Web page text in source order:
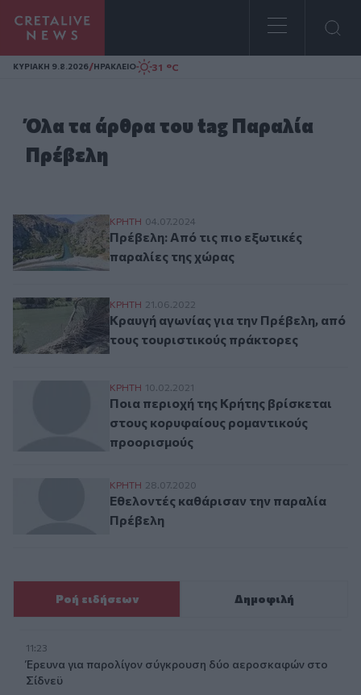
Homepage
ΚΥΡΙΑΚΗ 9.8.2026/ΗΡΑΚΛΕΙΟ 31 °C
Όλα τα άρθρα του tag Παραλία
Πρέβελη
Πρέβελη: Από τις πιο εξωτικές παραλίες
ΚΡΗΤΗ 04.07.2024
Πρέβελη: Από τις πιο εξωτικές
παραλίες της χώρας
Κραυγή αγωνίας για την Πρέβελη, από
ΚΡΗΤΗ 21.06.2022
Κραυγή αγωνίας για την Πρέβελη, από
τους τουριστικούς πράκτορες
Ποια περιοχή της Κρήτης βρίσκεται
ΚΡΗΤΗ 10.02.2021
Ποια περιοχή της Κρήτης βρίσκεται
στους κορυφαίους ρομαντικούς
προορισμούς
Εθελοντές καθάρισαν την παραλία
ΚΡΗΤΗ 28.07.2020
Εθελοντές καθάρισαν την παραλία
Πρέβελη
Ροή ειδήσεων Δημοφιλή
11:23
Έρευνα για παρολίγον σύγκρουση δύο αεροσκαφών στο
Σίδνεϋ